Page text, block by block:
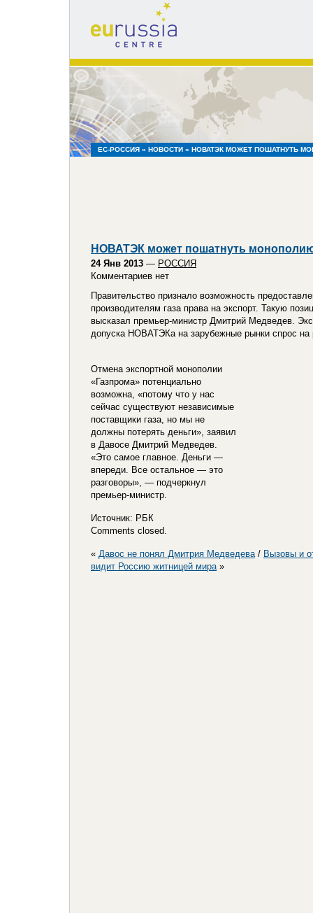
eurussia
centre
ЕС-РОССИЯ » НОВОСТИ » НОВАТЭК МОЖЕТ ПОШАТНУТЬ
НОВАТЭК может пошатнуть
24 Янв 2013 — РОССИЯ
Комментариев нет
Правительство признало возможность
производителям газа права на экспорт. Такую
высказал премьер-министр Дмитрий Медведев.
допуска НОВАТЭКа на зарубежные рынки спрос на
Отмена экспортной монополии
«Газпрома» потенциально
возможна, «потому что у нас
сейчас суще­ствуют независимые
поставщики газа, но мы не
должны потерять деньги», заявил
в Давосе Дмитрий Медведев.
«Это самое главное. Деньги —
впереди. Все остальное — это
разговоры», — подчеркнул
премьер-министр.
Источник: РБК
Comments closed.
« Давос не понял Дмитрия Медведева/ Вызовы и
видит Россию житницей мира»